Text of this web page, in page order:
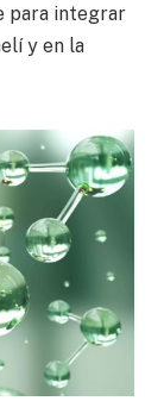
para integrar
y en la